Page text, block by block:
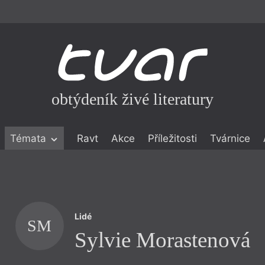
obtýdeník živé literatury
Témata Ravt Akce Příležitosti Tvárnice
SM Lidé
Sylvie Morastenová